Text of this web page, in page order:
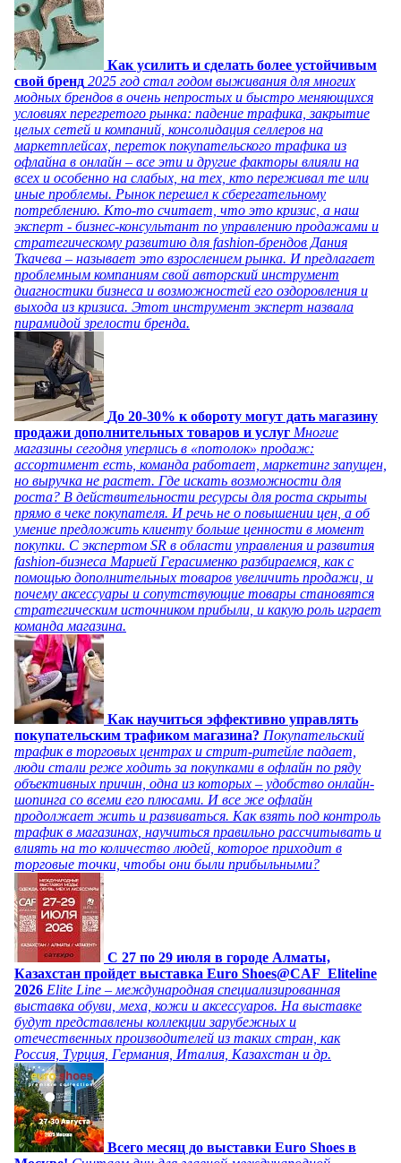
Как усилить и сделать более устойчивым
свой бренд 2025 год стал годом выживания для многих
модных брендов в очень непростых и быстро меняющихся
условиях перегретого рынка: падение трафика, закрытие
целых сетей и компаний, консолидация селлеров на
маркетплейсах, переток покупательского трафика из
офлайна в онлайн – все эти и другие факторы влияли на
всех и особенно на слабых, на тех, кто переживал те или
иные проблемы. Рынок перешел к сберегательному
потреблению. Кто-то считает, что это кризис, а наш
эксперт - бизнес-консультант по управлению продажами и
стратегическому развитию для fashion-брендов Дания
Ткачева – называет это взрослением рынка. И предлагает
проблемным компаниям свой авторский инструмент
диагностики бизнеса и возможностей его оздоровления и
выхода из кризиса. Этот инструмент эксперт назвала
пирамидой зрелости бренда.
До 20-30% к обороту могут дать магазину
продажи дополнительных товаров и услуг Многие
магазины сегодня уперлись в «потолок» продаж:
ассортимент есть, команда работает, маркетинг запущен,
но выручка не растет. Где искать возможности для
роста? В действительности ресурсы для роста скрыты
прямо в чеке покупателя. И речь не о повышении цен, а об
умение предложить клиенту больше ценности в момент
покупки. С экспертом SR в области управления и развития
fashion-бизнеса Марией Герасименко разбираемся, как с
помощью дополнительных товаров увеличить продажи, и
почему аксессуары и сопутствующие товары становятся
стратегическим источником прибыли, и какую роль играет
команда магазина.
Как научиться эффективно управлять
покупательским трафиком магазина? Покупательский
трафик в торговых центрах и стрит-ритейле падает,
люди стали реже ходить за покупками в офлайн по ряду
объективных причин, одна из которых – удобство онлайн-
шопинга со всеми его плюсами. И все же офлайн
продолжает жить и развиваться. Как взять под контроль
трафик в магазинах, научиться правильно рассчитывать и
влиять на то количество людей, которое приходит в
торговые точки, чтобы они были прибыльными?
C 27 по 29 июля в городе Алматы,
Казахстан пройдет выставка Euro Shoes@CAF_Eliteline
2026 Elite Line – международная специализированная
выставка обуви, меха, кожи и аксессуаров. На выставке
будут представлены коллекции зарубежных и
отечественных производителей из таких стран, как
Россия, Турция, Германия, Италия, Казахстан и др.
Всего месяц до выставки Euro Shoes в